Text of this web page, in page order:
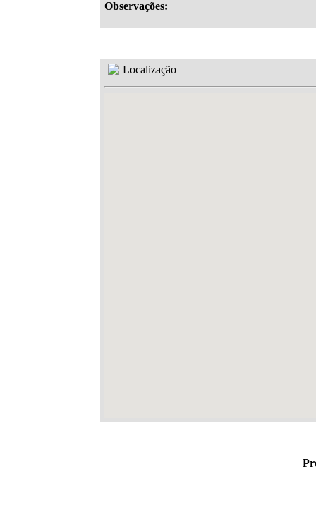
Observações:
Localização